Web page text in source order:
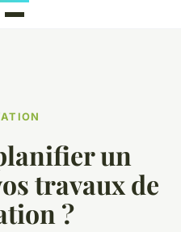
un
travaux de
?